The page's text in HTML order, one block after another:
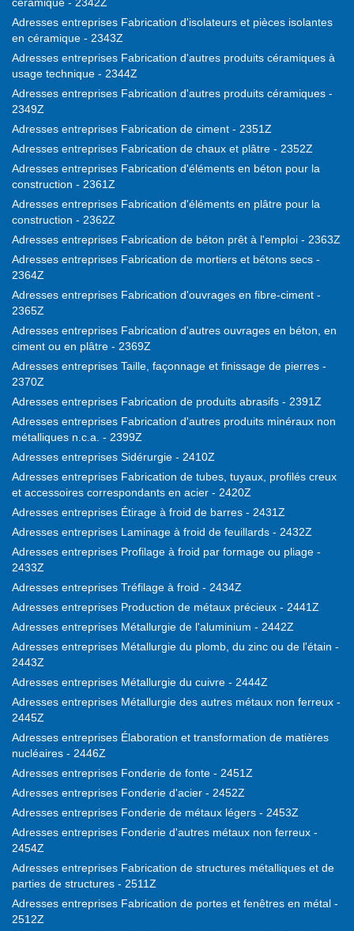
Adresses entreprises Fabrication d'isolateurs et pièces isolantes
en céramique - 2343Z
Adresses entreprises Fabrication d'autres produits céramiques à
usage technique - 2344Z
Adresses entreprises Fabrication d'autres produits céramiques -
2349Z
Adresses entreprises Fabrication de ciment - 2351Z
Adresses entreprises Fabrication de chaux et plâtre - 2352Z
Adresses entreprises Fabrication d'éléments en béton pour la
construction - 2361Z
Adresses entreprises Fabrication d'éléments en plâtre pour la
construction - 2362Z
Adresses entreprises Fabrication de béton prêt à l'emploi - 2363Z
Adresses entreprises Fabrication de mortiers et bétons secs -
2364Z
Adresses entreprises Fabrication d'ouvrages en fibre-ciment -
2365Z
Adresses entreprises Fabrication d'autres ouvrages en béton, en
ciment ou en plâtre - 2369Z
Adresses entreprises Taille, façonnage et finissage de pierres -
2370Z
Adresses entreprises Fabrication de produits abrasifs - 2391Z
Adresses entreprises Fabrication d'autres produits minéraux non
métalliques n.c.a. - 2399Z
Adresses entreprises Sidérurgie - 2410Z
Adresses entreprises Fabrication de tubes, tuyaux, profilés creux
et accessoires correspondants en acier - 2420Z
Adresses entreprises Étirage à froid de barres - 2431Z
Adresses entreprises Laminage à froid de feuillards - 2432Z
Adresses entreprises Profilage à froid par formage ou pliage -
2433Z
Adresses entreprises Tréfilage à froid - 2434Z
Adresses entreprises Production de métaux précieux - 2441Z
Adresses entreprises Métallurgie de l'aluminium - 2442Z
Adresses entreprises Métallurgie du plomb, du zinc ou de l'étain -
2443Z
Adresses entreprises Métallurgie du cuivre - 2444Z
Adresses entreprises Métallurgie des autres métaux non ferreux -
2445Z
Adresses entreprises Élaboration et transformation de matières
nucléaires - 2446Z
Adresses entreprises Fonderie de fonte - 2451Z
Adresses entreprises Fonderie d'acier - 2452Z
Adresses entreprises Fonderie de métaux légers - 2453Z
Adresses entreprises Fonderie d'autres métaux non ferreux -
2454Z
Adresses entreprises Fabrication de structures métalliques et de
parties de structures - 2511Z
Adresses entreprises Fabrication de portes et fenêtres en métal -
2512Z